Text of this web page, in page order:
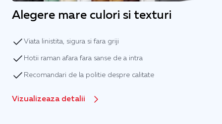
Alegere mare culori si texturi
Viata linistita, sigura si fara griji
Hotii raman afara fara sanse de a intra
Recomandari de la politie despre calitate
Vizualizeaza detalii